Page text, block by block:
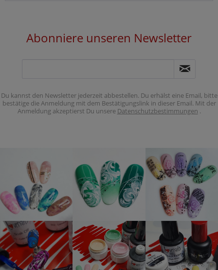
Abonniere unseren Newsletter
Du kannst den Newsletter jederzeit abbestellen. Du erhälst eine Email, bitte
bestätige die Anmeldung mit dem Bestätigungslink in dieser Email. Mit der
Anmeldung akzeptierst Du unsere Datenschutzbestimmungen .